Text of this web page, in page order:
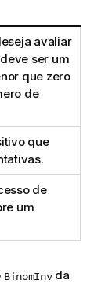
avaliar
ser um
que zero
de
que
de
um
BinomInvda